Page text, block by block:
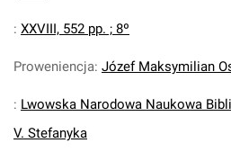
: XXVIII, 552 pp. ; 8º
Proweniencja: Józef Maksymilian
: Lwowska Narodowa Naukowa
V. Stefanyka